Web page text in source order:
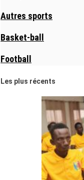
Autres sports
Basket-ball
Football
Les plus récents